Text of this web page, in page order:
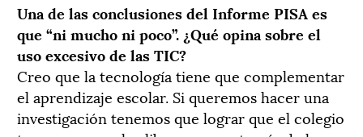
Una de las conclusiones del Informe PISA es
que “ni mucho ni poco”. ¿Qué opina sobre el
uso excesivo de las TIC?
Creo que la tecnología tiene que complementar
el aprendizaje escolar. Si queremos hacer una
investigación tenemos que lograr que el colegio